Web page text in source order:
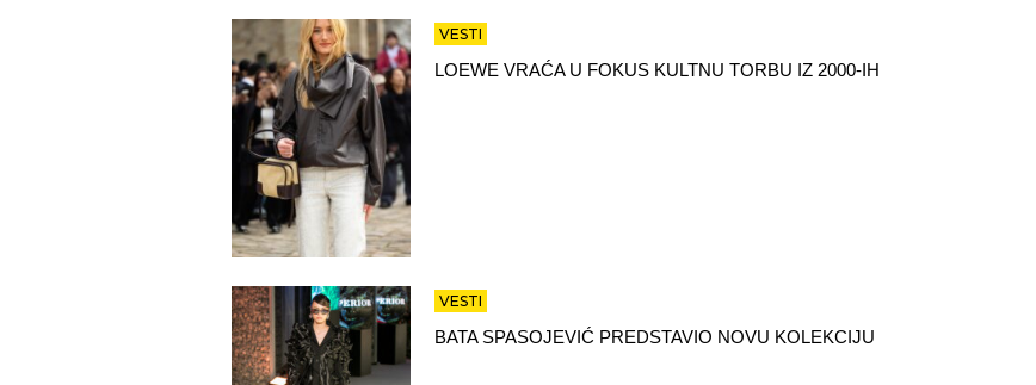
VESTI
LOEWE VRAĆA U FOKUS KULTNU TORBU IZ 2000-IH
VESTI
BATA SPASOJEVIĆ PREDSTAVIO NOVU KOLEKCIJU